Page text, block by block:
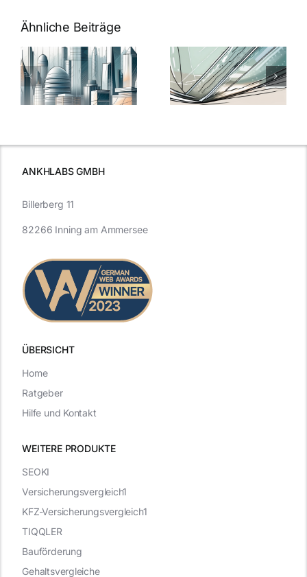
Ähnliche Beiträge
5 Gründe,
warum
Nanoversiegelung
auf Glas
7
Expertentipps
für maximale
ANKHLABS GMBH
ÜBERSICHT
WEITERE PRODUKTE
Billerberg 11
82266 Inning am Ammersee
SEOKI
Versicherungsvergleich1
KFZ-Versicherungsvergleich1
TIQQLER
Bauförderung
Gehaltsvergleiche
Home
Ratgeber
Hilfe und Kontakt